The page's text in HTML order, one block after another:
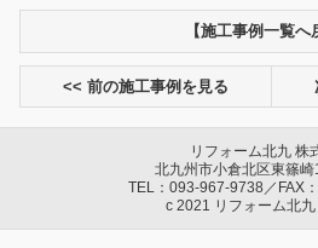
【施工事例一覧へ
<< 前の施工事例を見る
リフォーム北九 株
北九州市小倉北区東篠崎
TEL：093-967-9738／FAX
c 2021 リフォーム北九